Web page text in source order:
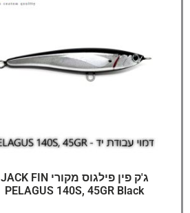
ג'ק פין פילגוס מקורי JACK FIN
PELAGUS 140S, 45GR Black